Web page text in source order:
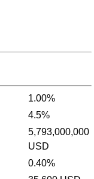
1.00%
4.5%
5,793,000,000
USD
0.40%